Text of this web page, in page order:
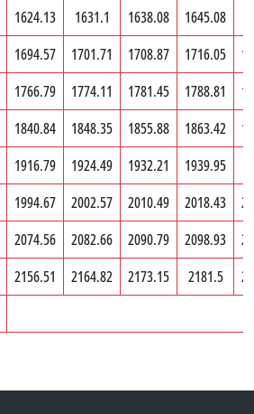
1624.13 1631.1 1638.08 1645.08
1694.57 1701.71 1708.87 1716.05
1766.79 1774.11 1781.45 1788.81
1840.84 1848.35 1855.88 1863.42
1916.79 1924.49 1932.21 1939.95
1994.67 2002.57 2010.49 2018.43
2074.56 2082.66 2090.79 2098.93
2156.51 2164.82 2173.15 2181.5